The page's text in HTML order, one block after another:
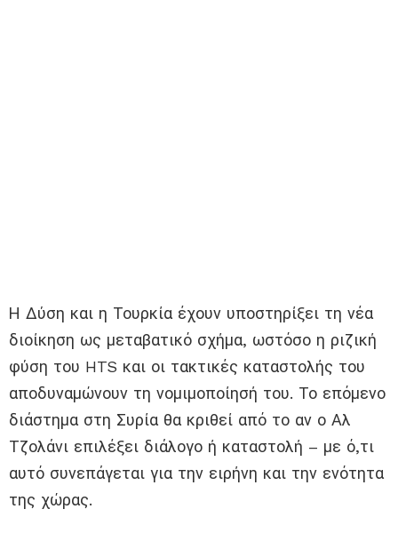
Η Δύση και η Τουρκία έχουν υποστηρίξει τη νέα
διοίκηση ως μεταβατικό σχήμα, ωστόσο η ριζική
φύση του HTS και οι τακτικές καταστολής του
αποδυναμώνουν τη νομιμοποίησή του. Το επόμενο
διάστημα στη Συρία θα κριθεί από το αν ο Αλ
Τζολάνι επιλέξει διάλογο ή καταστολή – με ό,τι
αυτό συνεπάγεται για την ειρήνη και την ενότητα
της χώρας.